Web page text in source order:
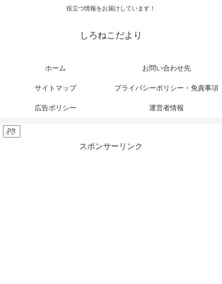
役立つ情報をお届けしています！
しろねこだより
ホーム お問い合わせ先
サイトマップ プライバシーポリシー・免責事項
広告ポリシー 運営者情報
PR
スポンサーリンク